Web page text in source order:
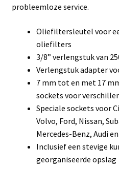
probleemloze service.
Oliefiltersleutel voor
oliefilters
3/8” verlengstuk van
Verlengstuk adapter
7 mm tot en met 17
sockets voor
Speciale sockets voor
Volvo, Ford, Nissan,
Mercedes-Benz, Audi en
Inclusief een stevige
georganiseerde opslag